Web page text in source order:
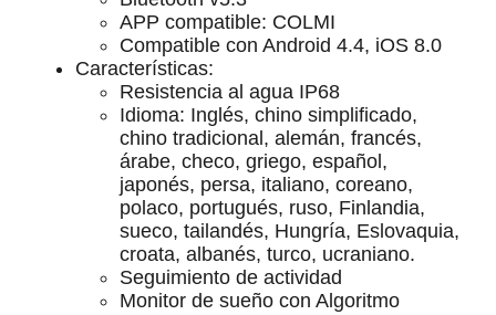
APP compatible: COLMI
Compatible con Android 4.4, iOS 8.0
Características:
Resistencia al agua IP68
Idioma: Inglés, chino simplificado,
chino tradicional, alemán, francés,
árabe, checo, griego, español,
japonés, persa, italiano, coreano,
polaco, portugués, ruso, Finlandia,
sueco, tailandés, Hungría, Eslovaquia,
croata, albanés, turco, ucraniano.
Seguimiento de actividad
Monitor de sueño con Algoritmo